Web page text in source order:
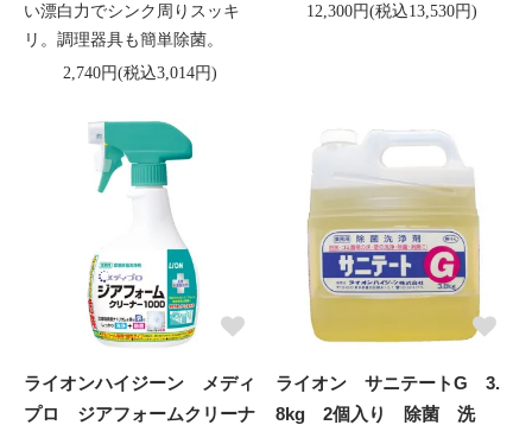
い漂白力でシンク周りスッキ
リ。調理器具も簡単除菌。
2,740円(税込3,014円)
12,300円(税込13,530円)
ライオンハイジーン メディ
プロ ジアフォームクリーナ
ライオン サニテートG 3.
8kg 2個入り 除菌 洗